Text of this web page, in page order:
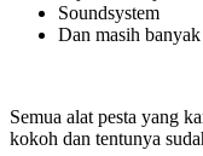
Soundsystem
Dan masih
Semua alat pesta yang
kokoh dan tentunya